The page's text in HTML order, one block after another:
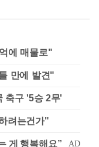
에 매물로"
만에 발견"
축구 '5승 2무'
려는건가"